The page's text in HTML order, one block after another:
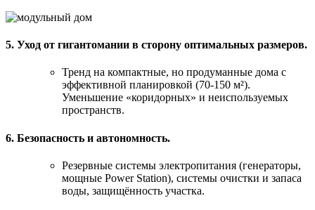
5. Уход от гигантомании в сторону оптимальных размеров.
Тренд на компактные, но продуманные дома с
эффективной планировкой (70-150 м²).
Уменьшение «коридорных» и неиспользуемых
пространств.
6. Безопасность и автономность.
Резервные системы электропитания (генераторы,
мощные Power Station), системы очистки и запаса
воды, защищённость участка.